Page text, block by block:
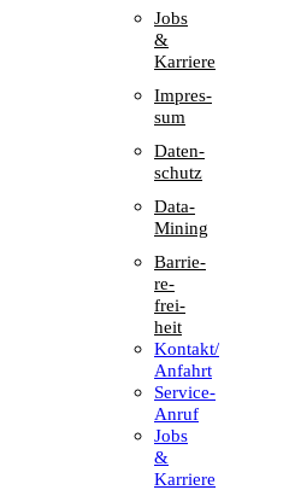
Jobs
&
Karriere
Impres­
sum
Daten­
schutz
Data-
Mining
Barrie­
re­
frei­
heit
Kontakt/​​
Anfahrt
Service-
Anruf
Jobs
&
Karriere